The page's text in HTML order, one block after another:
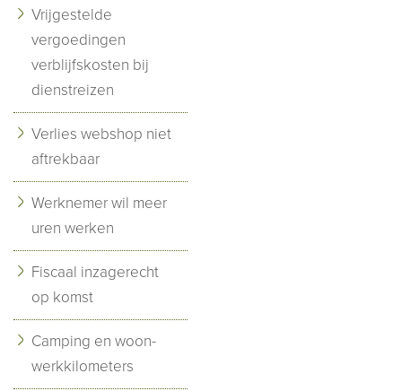
Vrijgestelde
vergoedingen
verblijfskosten bij
dienstreizen
Verlies webshop niet
aftrekbaar
Werknemer wil meer
uren werken
Fiscaal inzagerecht
op komst
Camping en woon-
werkkilometers